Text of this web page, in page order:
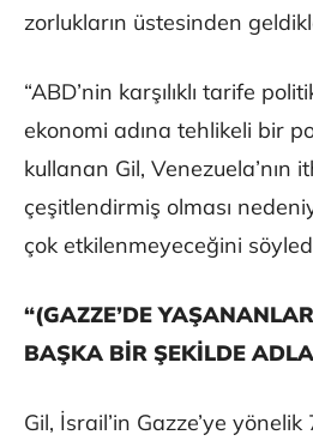
zorlukların üstesinden
“ABD’nin karşılıklı tarife
ekonomi adına tehlikeli bir
kullanan Gil, Venezuela’nın
çeşitlendirmiş olması
çok etkilenmeyeceğini
“(GAZZE’DE
BAŞKA BİR ŞEKİLDE
Gil, İsrail’in Gazze’ye